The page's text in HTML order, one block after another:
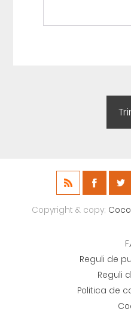
Copyright & copy;
Reguli de
Reguli
Politica de